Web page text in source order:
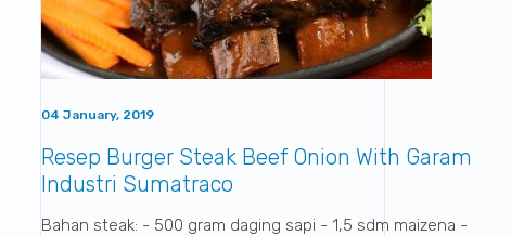
04 January, 2019
Resep Burger Steak Beef Onion With Garam
Industri Sumatraco
Bahan steak: - 500 gram daging sapi - 1,5 sdm maizena -